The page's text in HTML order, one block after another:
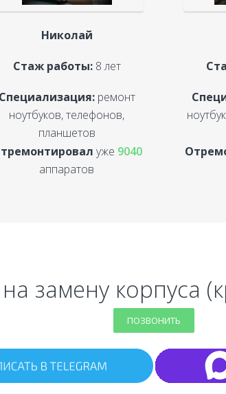
Николай
Стаж работы:8 лет
ремонт
ноутбуков, телефонов,
планшетов
уже 9040
аппаратов
замену корпуса
ПОЗВОНИТЬ